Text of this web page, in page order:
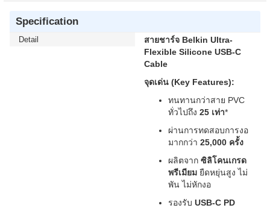
Specification
Detail
สายชาร์จ Belkin Ultra-
Flexible Silicone USB-C
Cable
จุดเด่น (Key Features):
ทนทานกว่าสาย PVC
ทั่วไปถึง 25 เท่า*
ผ่านการทดสอบการงอ
มากกว่า 25,000 ครั้ง
ผลิตจาก ซิลิโคนเกรด
พรีเมียม ยืดหยุ่นสูง ไม่
พัน ไม่หักงอ
รองรับ USB-C PD